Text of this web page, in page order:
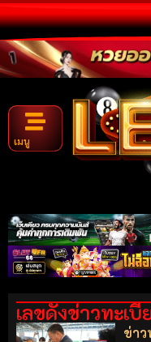
เมนู
เลขดังข่าวทะเ
ข่า